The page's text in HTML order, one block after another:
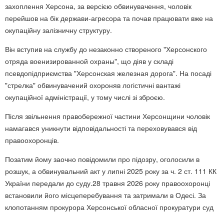
захоплення Херсона, за версією обвинувачення, чоловік
перейшов на бік держави-агресора та почав працювати вже на
окупаційну залізничну структуру.
Він вступив на службу до незаконно створеного "Херсонского
отряда военизированной охраны", що діяв у складі
псевдопідприємства "Херсонская железная дорога". На посаді
"стрелка" обвинувачений охороняв логістичні вантажі
окупаційної адміністрації, у тому числі зі зброєю.
Після звільнення правобережної частини Херсонщини чоловік
намагався уникнути відповідальності та переховувався від
правоохоронців.
Позатим йому заочно повідомили про підозру, оголосили в
розшук, а обвинувальний акт у липні 2025 року за ч. 2 ст. 111 КК
України передали до суду.28 травня 2026 року правоохоронці
встановили його місцеперебування та затримали в Одесі. За
клопотанням прокурора Херсонської обласної прокуратури суд